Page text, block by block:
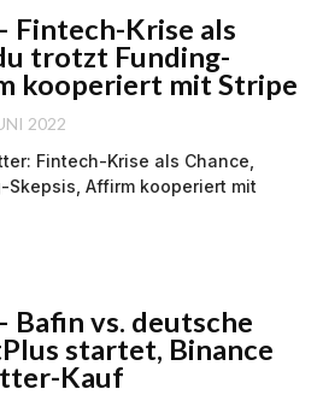
Fintech-Krise als
trotzt Funding-
kooperiert mit Stripe
2022
Fintech-Krise als Chance,
Affirm kooperiert mit
vs. deutsche
startet, Binance
Kauf